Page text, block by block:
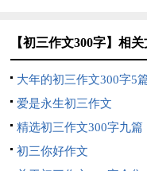
【初三作文300字】相关
大年的初三作文300字5
爱是永生初三作文
精选初三作文300字九篇
初三你好作文